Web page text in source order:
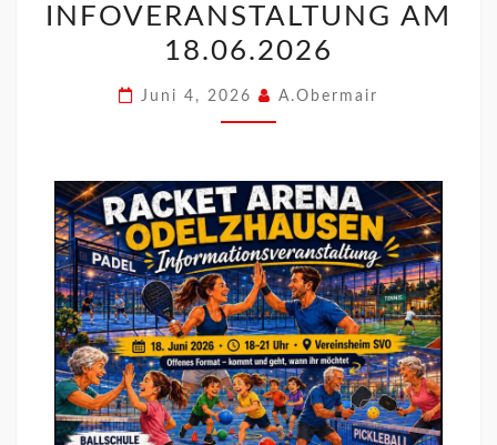
INFOVERANSTALTUNG AM
18.06.2026
Juni 4, 2026 A.Obermair